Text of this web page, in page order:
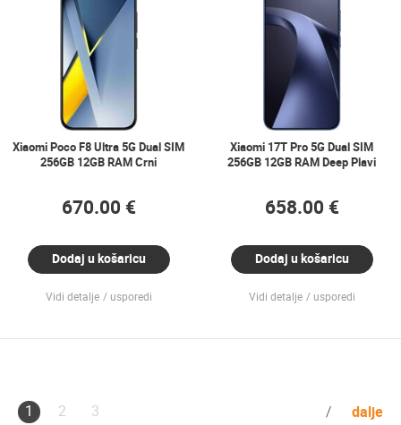
Xiaomi Poco F8 Ultra 5G Dual SIM
256GB 12GB RAM Crni
670.00 €
Dodaj u košaricu
Vidi detalje usporedi
Xiaomi 17T Pro 5G Dual SIM
256GB 12GB RAM Deep Plavi
658.00 €
Dodaj u košaricu
Vidi detalje usporedi
1 2 3 dalje